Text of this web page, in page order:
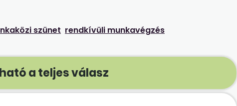
szünet rendkívüli munkavégzés
a teljes válasz